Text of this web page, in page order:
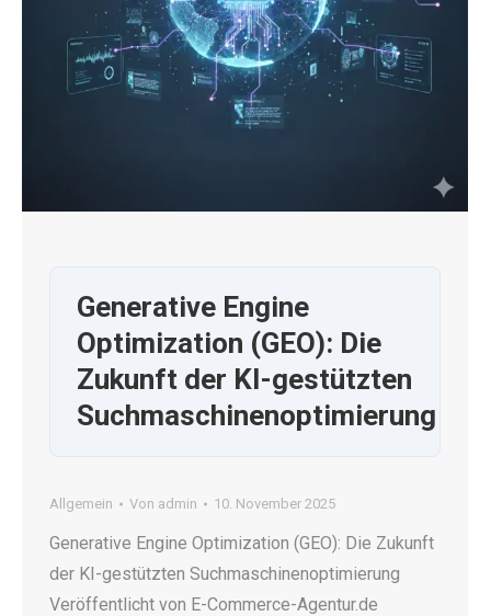
Generative Engine
Optimization (GEO): Die
Zukunft der KI-gestützten
Suchmaschinenoptimierung
Allgemein Von admin 10. November 2025
Generative Engine Optimization (GEO): Die Zukunft
der KI-gestützten Suchmaschinenoptimierung
Veröffentlicht von E-Commerce-Agentur.de